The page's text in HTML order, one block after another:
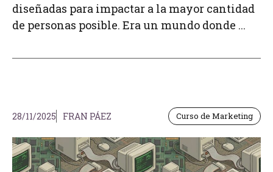
diseñadas para impactar a la mayor cantidad
de personas posible. Era un mundo donde ...
28/11/2025 FRAN PÁEZ Curso de Marketing